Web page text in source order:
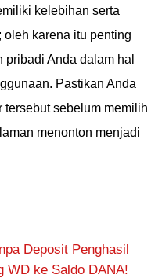
kelebihan serta
karena itu penting
Anda dalam hal
Pastikan Anda
tersebut sebelum memilih
menonton menjadi
Deposit Penghasil
WD ke Saldo DANA!